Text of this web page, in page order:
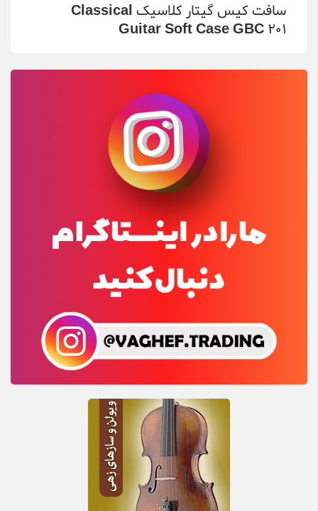
سافت کیس گیتار کلاسیک Classical
Guitar Soft Case GBC 201